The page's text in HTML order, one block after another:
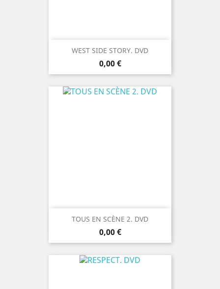
WEST SIDE STORY. DVD
Prix
0,00 €
TOUS EN SCÈNE 2. DVD
Prix
0,00 €